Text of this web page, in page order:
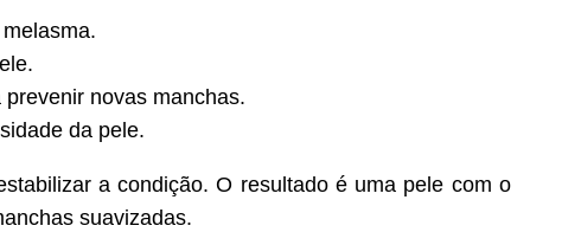
novas manchas.
da pele.
a condição. O resultado é uma pele com o
suavizadas.